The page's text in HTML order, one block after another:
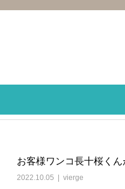
お客様ワンコ長十桜く
2022.10.05 vierge